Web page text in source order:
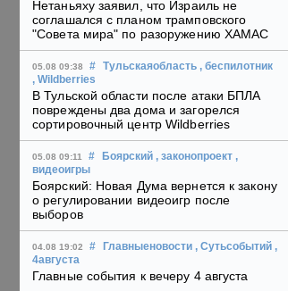
Нетаньяху заявил, что Израиль не
соглашался с планом трамповского
"Совета мира" по разоружению ХАМАС
05.08 09:38 # Тульскаяобласть , беспилотник
, Wildberries
В Тульской области после атаки БПЛА
повреждены два дома и загорелся
сортировочный центр Wildberries
05.08 09:11 # Боярский , законопроект ,
видеоигры
Боярский: Новая Дума вернется к закону
о регулировании видеоигр после
выборов
04.08 19:02 # Главныеновости , Сутьсобытий ,
4августа
Главные события к вечеру 4 августа